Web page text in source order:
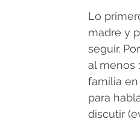
Lo
madre y
seguir.
al menos
familia
para
discutir